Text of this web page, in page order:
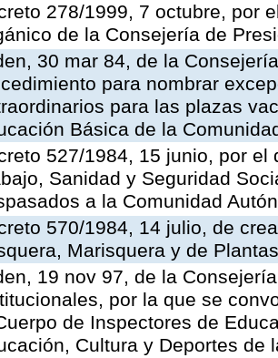
278/1999, 7 octubre, por
de la Consejería de
30 mar 84, de la
para nombrar
para las plazas
Básica de la
527/1984, 15 junio, por
Sanidad y Seguridad
a la Comunidad
570/1984, 14 julio, de
Marisquera y de
19 nov 97, de la
por la que se
de Inspectores de
Cultura y Deportes de